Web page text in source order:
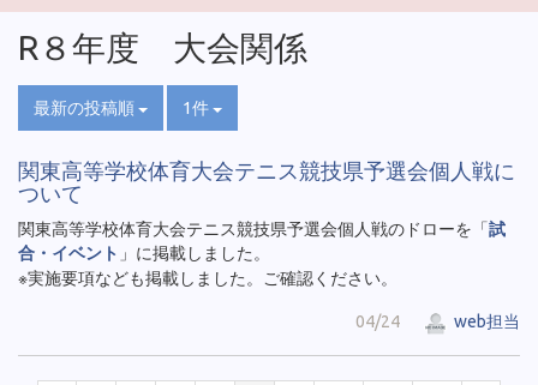
R８年度 大会関係
最新の投稿順 1件
関東高等学校体育大会テニス競技県予選会個人戦に
ついて
関東高等学校体育大会テニス競技県予選会個人戦のドローを「試
合・イベント 」に掲載しました。
※実施要項なども掲載しました。ご確認ください。
04/24 web担当